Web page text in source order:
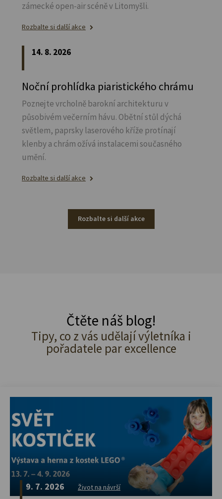
zámecké open-air scéně v Litomyšli.
Rozbalte si další akce
14. 8. 2026
Noční prohlídka piaristického chrámu
Poznejte vrcholně barokní architekturu v
působivém večerním hávu. Obětní stůl dýchá
světlem, paprsky laserového kříže protínají
klenby a chrám ožívá instalacemi současného
umění.
Rozbalte si další akce
Rozbalte si další akce
Čtěte náš blog!
Tipy, co z vás udělají výletníka i
pořadatele par excellence
9. 7. 2026 Život na návrší